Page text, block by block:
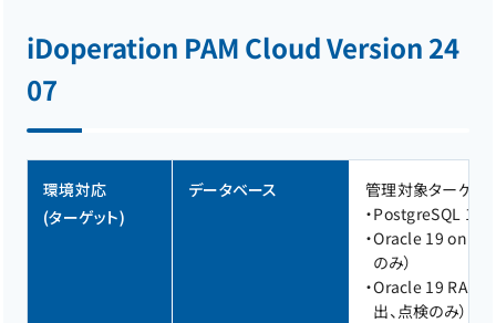
iDoperation PAM Cloud Version 24
07
環境対応
(ターゲット)
データベース
管理対象ターゲッ
・PostgreSQL 16
・Oracle 19 on
のみ）
・Oracle 19 RAC
出、点検のみ）